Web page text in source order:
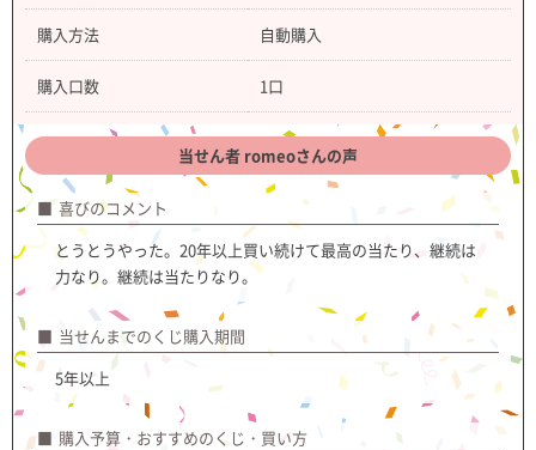
購入方法 自動購入
購入口数 1口
当せん者 romeoさんの声
喜びのコメント
とうとうやった。20年以上買い続けて最高の当たり、継続は
力なり。継続は当たりなり。
当せんまでのくじ購入期間
5年以上
購入予算・おすすめのくじ・買い方